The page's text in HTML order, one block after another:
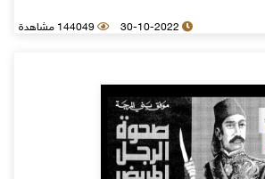
30-10-2022 144049 مشاهدة